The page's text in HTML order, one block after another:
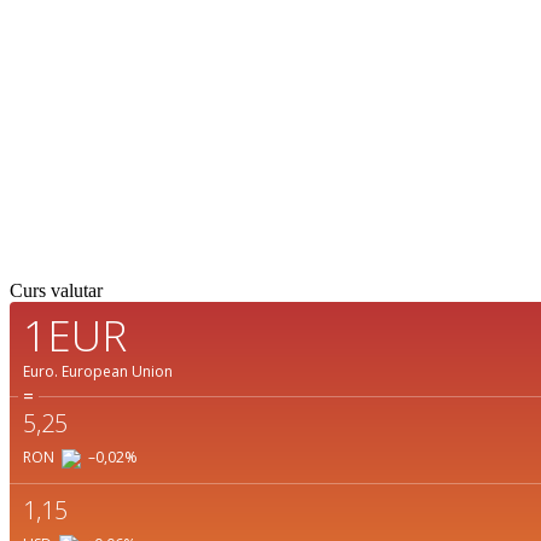
Curs valutar
1EUR
Euro. European Union
=
5,25
RON –0,02%
1,15